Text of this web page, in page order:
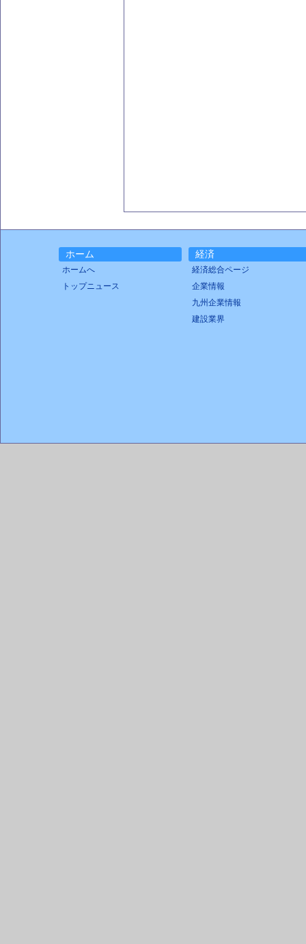
ホーム
ホームへ
トップニュース
経済
経済総合ページ
企業情報
九州企業情報
建設業界